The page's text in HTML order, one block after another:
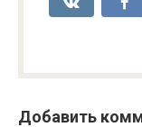
Добавить